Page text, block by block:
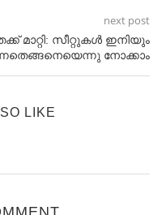
next post
മാറ്റി: സീറ്റുകൾ ഇനിയും
നോക്കാം
LIKE